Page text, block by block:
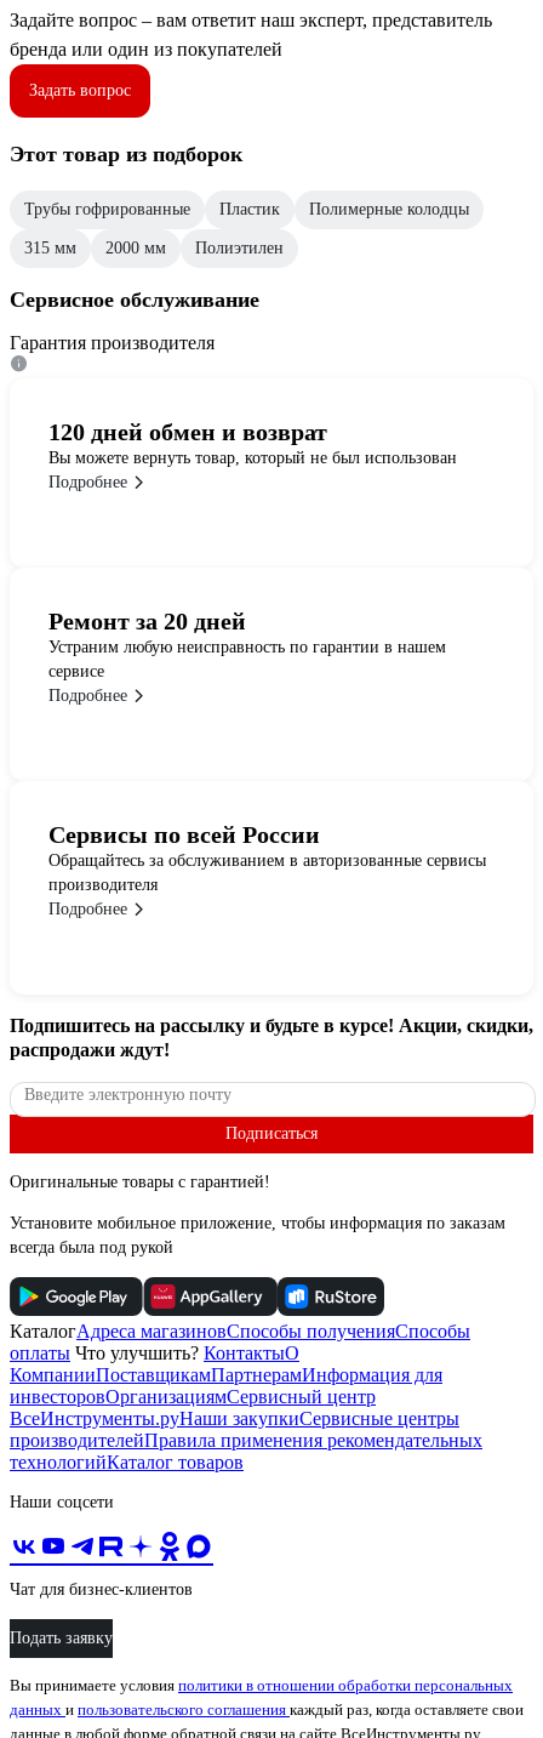
Задайте вопрос – вам ответит наш эксперт, представитель
бренда или один из покупателей
Задать вопрос
Этот товар из подборок
Трубы гофрированные Пластик Полимерные колодцы
315 мм 2000 мм Полиэтилен
Сервисное обслуживание
Гарантия производителя
120 дней обмен и возврат
Вы можете вернуть товар, который не был использован
Подробнее
Ремонт за 20 дней
Устраним любую неисправность по гарантии в нашем
сервисе
Подробнее
Сервисы по всей России
Обращайтесь за обслуживанием в авторизованные сервисы
производителя
Подробнее
Подпишитесь на рассылку и будьте в курсе! Акции, скидки,
распродажи ждут!
Подписаться
Оригинальные товары с гарантией!
Установите мобильное приложение, чтобы информация по заказам
всегда была под рукой
КаталогАдреса магазиновСпособы полученияСпособы
оплаты Что улучшить? КонтактыО
КомпанииПоставщикамПартнерамИнформация для
инвесторовОрганизациямСервисный центр
ВсеИнструменты.руНаши закупкиСервисные центры
производителейПравила применения рекомендательных
технологийКаталог товаров
Наши соцсети
Чат для бизнес-клиентов
Подать заявку
Вы принимаете условия политики в отношении обработки персональных
данных и пользовательского соглашения каждый раз, когда оставляете свои
данные в любой форме обратной связи на сайте ВсеИнструменты.ру